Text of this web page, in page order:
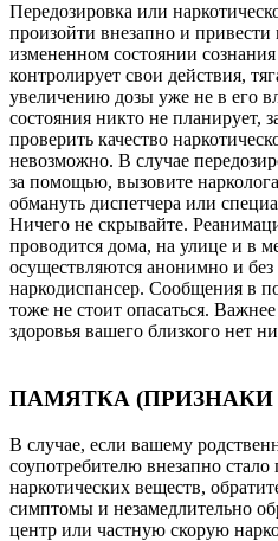
Передозировка или
произойти внезапно и привести
измененном состоянии
контролирует свои действия,
увеличению дозы уже не в его
состояния никто не планирует,
проверить качество
невозможно. В случае
за помощью, вызовите
обмануть диспетчера или
Ничего не скрывайте.
проводится дома, на улице и в
осуществляются анонимно и без
наркодиспансер. Сообщения в
тоже не стоит опасаться.
здоровья вашего близкого нет
ПАМЯТКА (ПРИЗНАКИ
В случае, если вашему
соупотребителю внезапно
наркотических веществ,
симптомы и незамедлительно
центр или частную скорую